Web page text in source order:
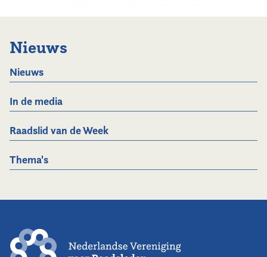
Nieuws
Nieuws
In de media
Raadslid van de Week
Thema's